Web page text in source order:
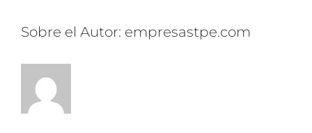
Sobre el Autor: empresastpe.com